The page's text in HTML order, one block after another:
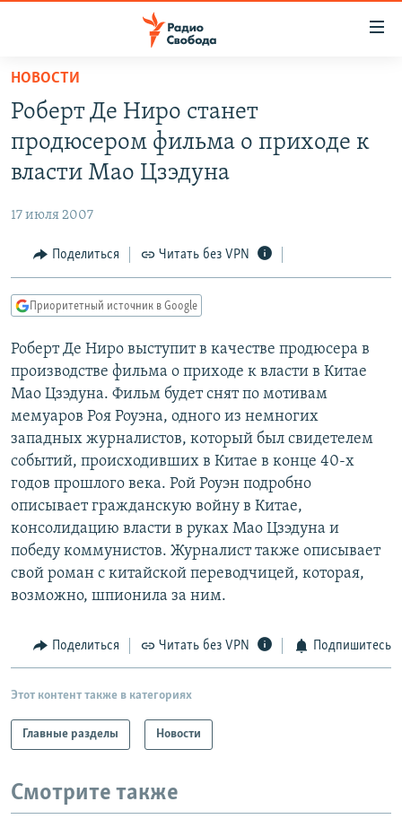
упрощенного
доступа
основному
Вернутся
Вернутся
поиску
ПРОГРАММЫ
ПОДКАСТЫ
АВТОРСКИЕ ПРОЕКТЫ
МНЕНИЯ
КУЛЬТУРА
КАВКАЗ.РЕАЛИИ
СЕВЕР.РЕАЛИИ
СИБИРЬ.РЕАЛИИ
РАСПИСАНИЕ ВЕЩАНИЯ
ПОДПИШИТЕСЬ НА РАССЫЛКУ
НОВОСТИ
Роберт Де Ниро станет
продюсером фильма о приходе к
власти Мао Цзэдуна
17 июля 2007
Поделиться Читать без VPN
Приоритетный источник в Google
Роберт Де Ниро выступит в качестве продюсера в
производстве фильма о приходе к власти в Китае
Мао Цзэдуна. Фильм будет снят по мотивам
мемуаров Роя Роуэна, одного из немногих
западных журналистов, который был свидетелем
событий, происходивших в Китае в конце 40-х
годов прошлого века. Рой Роуэн подробно
описывает гражданскую войну в Китае,
консолидацию власти в руках Мао Цзэдуна и
победу коммунистов. Журналист также описывает
свой роман с китайской переводчицей, которая,
возможно, шпионила за ним.
Поделиться Читать без VPN Подпишитесь
Этот контент также в категориях
Главные разделы Новости
Смотрите также